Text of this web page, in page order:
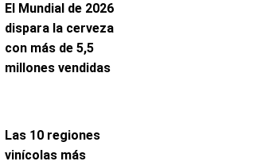
El Mundial de 2026
dispara la cerveza
con más de 5,5
millones vendidas
Las 10 regiones
vinícolas más